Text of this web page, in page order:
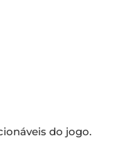
do jogo.